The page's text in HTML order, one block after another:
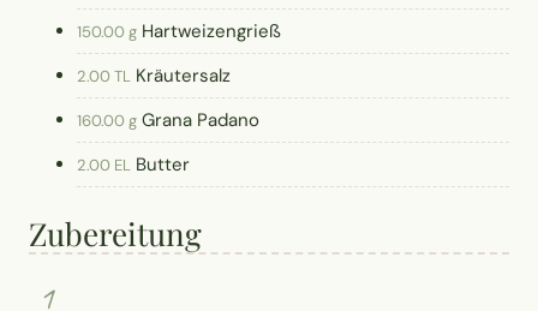
150.00 g Hartweizengrieß
2.00 TL Kräutersalz
160.00 g Grana Padano
2.00 EL Butter
Zubereitung
1